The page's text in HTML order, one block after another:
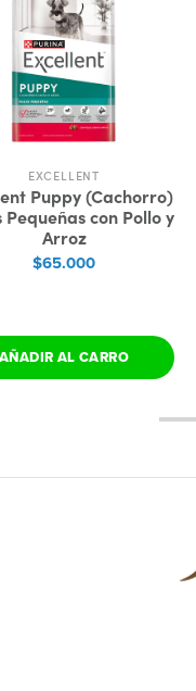
EXCELLENT
Puppy (Cachorro)
Pequeñas con Pollo y
Arroz
$65.000
AÑADIR AL CARRO